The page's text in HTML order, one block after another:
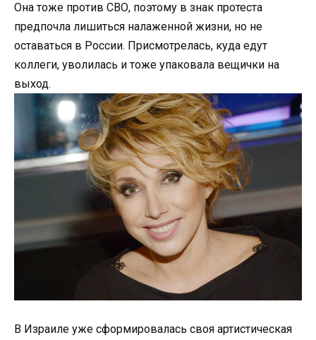
Она тоже против СВО, поэтому в знак протеста
предпочла лишиться налаженной жизни, но не
оставаться в России. Присмотрелась, куда едут
коллеги, уволилась и тоже упаковала вещички на
выход.
В Израиле уже сформировалась своя артистическая